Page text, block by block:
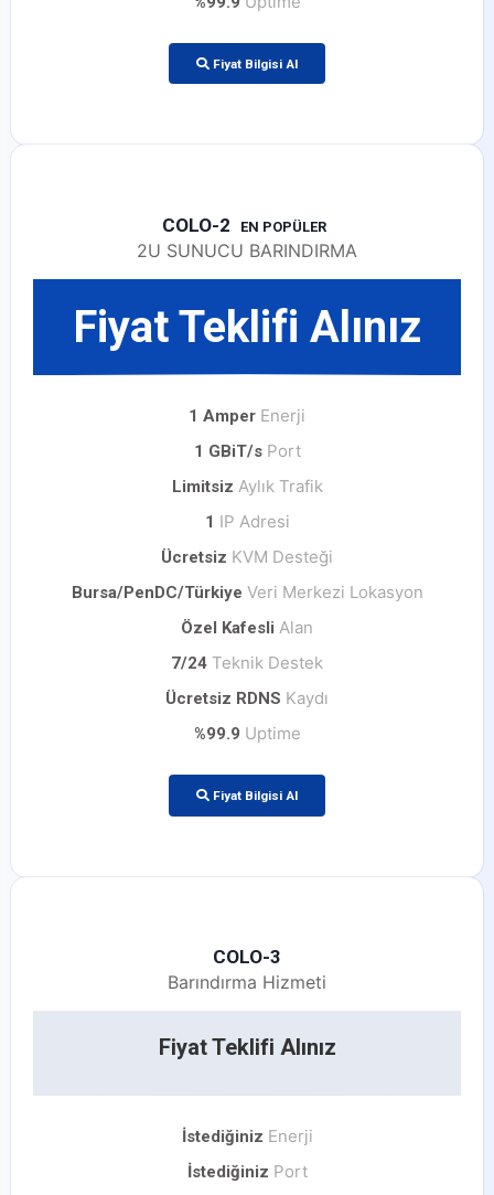
Fiyat Bilgisi Al
COLO-2 EN POPÜLER
2U SUNUCU BARINDIRMA
Fiyat Teklifi Alınız
1 Amper Enerji
1 GBiT/sPort
Limitsiz Aylık Trafik
1 IP Adresi
Ücretsiz KVM Desteği
Bursa/PenDC/Türkiye Veri Merkezi Lokasyon
Özel Kafesli Alan
7/24 Teknik Destek
Ücretsiz RDNS Kaydı
%99.9 Uptime
Fiyat Bilgisi Al
COLO-3
Barındırma Hizmeti
Fiyat Teklifi Alınız
İstediğiniz Enerji
İstediğiniz Port